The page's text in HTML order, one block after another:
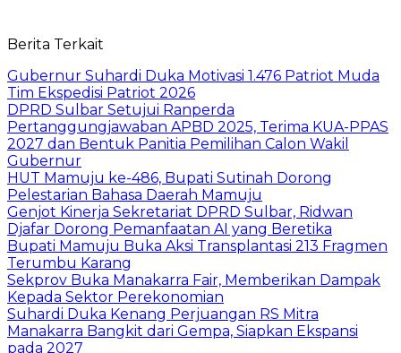
Berita Terkait
Gubernur Suhardi Duka Motivasi 1.476 Patriot Muda
Tim Ekspedisi Patriot 2026
DPRD Sulbar Setujui Ranperda
Pertanggungjawaban APBD 2025, Terima KUA-PPAS
2027 dan Bentuk Panitia Pemilihan Calon Wakil
Gubernur
HUT Mamuju ke-486, Bupati Sutinah Dorong
Pelestarian Bahasa Daerah Mamuju
Genjot Kinerja Sekretariat DPRD Sulbar, Ridwan
Djafar Dorong Pemanfaatan AI yang Beretika
Bupati Mamuju Buka Aksi Transplantasi 213 Fragmen
Terumbu Karang
Sekprov Buka Manakarra Fair, Memberikan Dampak
Kepada Sektor Perekonomian
Suhardi Duka Kenang Perjuangan RS Mitra
Manakarra Bangkit dari Gempa, Siapkan Ekspansi
pada 2027